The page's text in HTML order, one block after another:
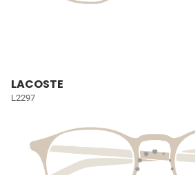
LACOSTE
L2297